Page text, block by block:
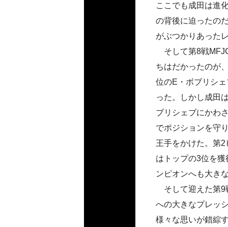
ここでも成田は進
の背後に迫ったの
がぶつかりあった
そして第8戦
ちはだかったのが
位のE・ボブリシ
った。しかし成田
ブリシェブにかわ
でポジションを守
王手をかけた。第
はトップの3位を
ンピオンへも大き
そして迎えた第9
への大きなプレッ
様々な思いが錯綜